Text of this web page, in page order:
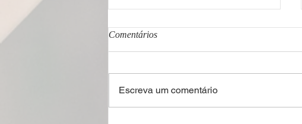
Comentários
Escreva um comentário